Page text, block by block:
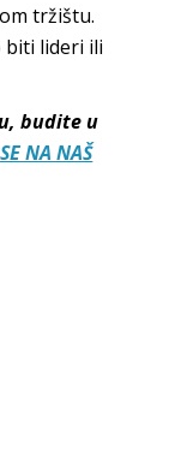
tržištu.
biti lideri ili
budite u
NA NAŠ